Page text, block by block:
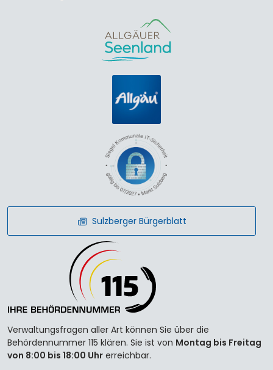
Sulzberger Bürgerblatt
Verwaltungsfragen aller Art können Sie über die
Behördennummer 115 klären. Sie ist von Montag bis Freitag
von 8:00 bis 18:00 Uhr erreichbar.